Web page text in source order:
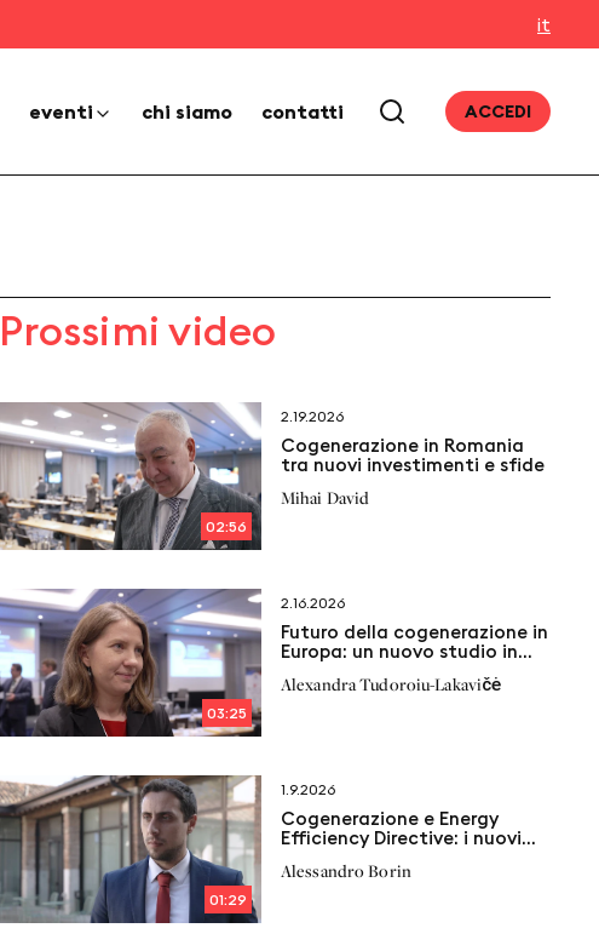
it
eventi chi siamo contatti ACCEDI
Prossimi video
02:56
2.19.2026
Cogenerazione in Romania
tra nuovi investimenti e sfide
Mihai David
03:25
2.16.2026
Futuro della cogenerazione in
Europa: un nuovo studio in
Alexandra Tudoroiu-Lakavičė
01:29
1.9.2026
Cogenerazione e Energy
Efficiency Directive: i nuovi
Italcogen
Alessandro Borin